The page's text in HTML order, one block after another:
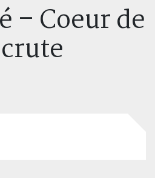
– Coeur de